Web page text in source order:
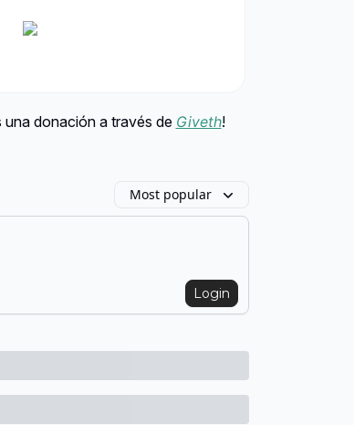
una donación a través de Giveth!
Most popular
Login